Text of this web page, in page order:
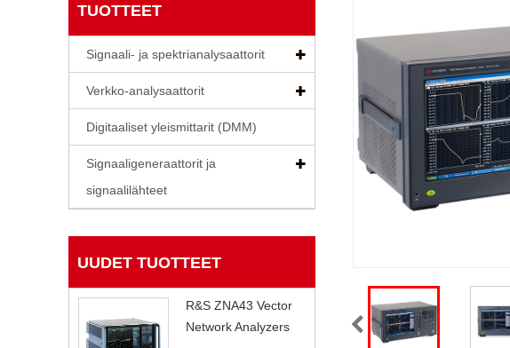
TUOTTEET
Signaali- ja spektrianalysaattorit
Verkko-analysaattorit
Digitaaliset yleismittarit (DMM)
Signaaligeneraattorit ja
signaalilähteet
UUDET TUOTTEET
R&S ZNA43 Vector
Network Analyzers